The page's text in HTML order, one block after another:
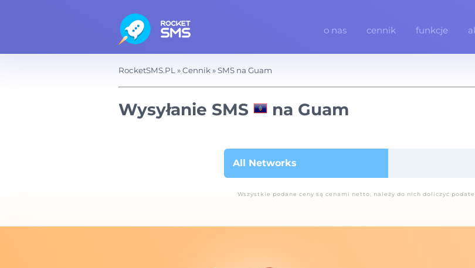
o nas cennik funkcje
RocketSMS.PL »Cennik»SMS na Guam
Wysyłanie SMS na Guam
All Networks
Wszystkie podane ceny są cenami netto, należy do nich doliczyć